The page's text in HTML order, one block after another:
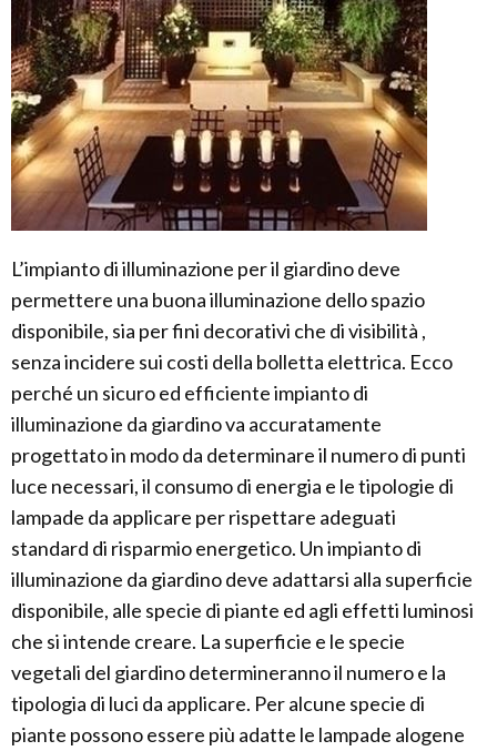
L’impianto di illuminazione per il giardino deve
permettere una buona illuminazione dello spazio
disponibile, sia per fini decorativi che di visibilità ,
senza incidere sui costi della bolletta elettrica. Ecco
perché un sicuro ed efficiente impianto di
illuminazione da giardino va accuratamente
progettato in modo da determinare il numero di punti
luce necessari, il consumo di energia e le tipologie di
lampade da applicare per rispettare adeguati
standard di risparmio energetico. Un impianto di
illuminazione da giardino deve adattarsi alla superficie
disponibile, alle specie di piante ed agli effetti luminosi
che si intende creare. La superficie e le specie
vegetali del giardino determineranno il numero e la
tipologia di luci da applicare. Per alcune specie di
piante possono essere più adatte le lampade alogene